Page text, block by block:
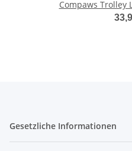
Compaws Trolley
Gesetzliche Informationen